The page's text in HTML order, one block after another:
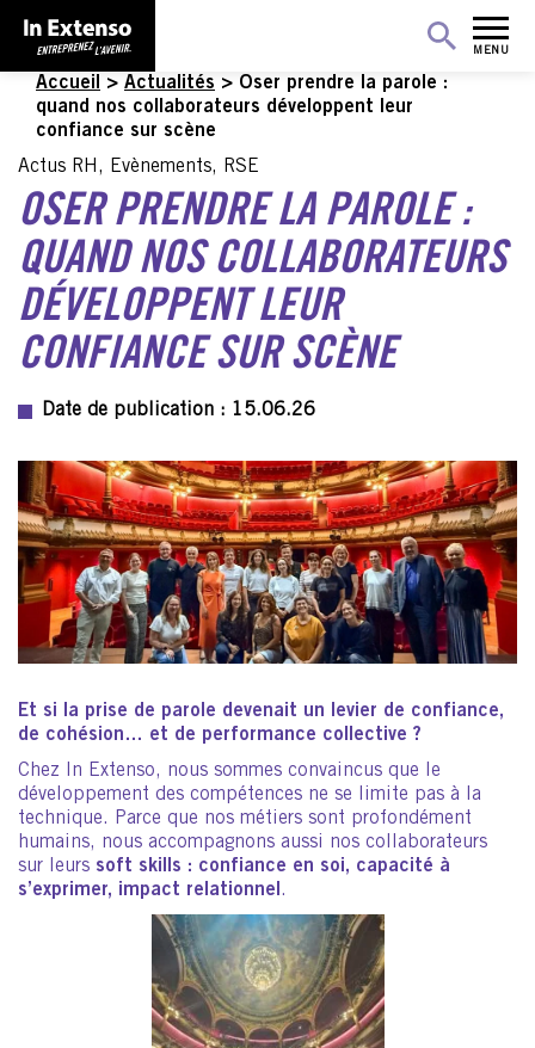
MENU
Accueil > Actualités > Oser prendre la parole :
quand nos collaborateurs développent leur
confiance sur scène
Actus RH, Evènements, RSE
OSER PRENDRE LA PAROLE :
QUAND NOS COLLABORATEURS
DÉVELOPPENT LEUR
CONFIANCE SUR SCÈNE
Date de publication : 15.06.26
Et si la prise de parole devenait un levier de confiance,
de cohésion… et de performance collective ?
Chez In Extenso, nous sommes convaincus que le
développement des compétences ne se limite pas à la
technique. Parce que nos métiers sont profondément
humains, nous accompagnons aussi nos collaborateurs
sur leurs soft skills : confiance en soi, capacité à
s’exprimer, impact relationnel .